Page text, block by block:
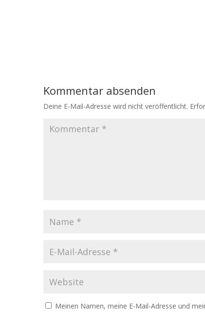
Kommentar absenden
Deine E-Mail-Adresse wird nicht veröffentlicht.
Meinen Namen, meine E-Mail-Adresse und